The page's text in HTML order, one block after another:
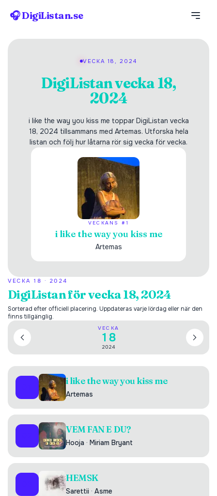
🎧 DigiListan.se
VECKA 18, 2024
DigiListan vecka 18,
2024
i like the way you kiss me toppar DigiListan vecka
18, 2024 tillsammans med Artemas. Utforska hela
listan och följ hur låtarna rör sig vecka för vecka.
VECKANS #1
i like the way you kiss me
Artemas
VECKA 18 · 2024
DigiListan för vecka 18, 2024
Sorterad efter officiell placering. Uppdateras varje lördag eller när den
finns tillgänglig.
VECKA
18
2024
i like the way you kiss me
Artemas
VEM FAN E DU?
Hooja · Miriam Bryant
HEMSK
Sarettii · Asme